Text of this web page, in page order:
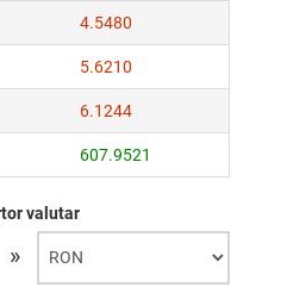
4.5480
5.6210
6.1244
607.9521
valutar
»